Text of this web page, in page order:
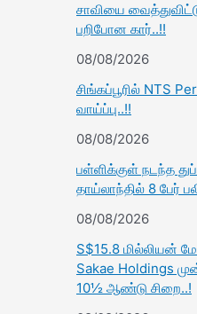
சாவியை
பறிபோன கார்..!!
08/08/2026
சிங்கப்பூரில் NTS
வாய்ப்பு..!!
08/08/2026
பள்ளிக்குள் நடந்த
தாய்லாந்தில் 8 பேர்
08/08/2026
S$15.8 மில்லியன்
Sakae Holdings
10½ ஆண்டு சிறை..!